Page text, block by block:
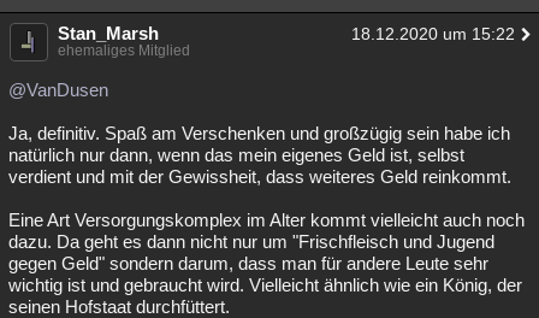
Stan_Marsh 18.12.2020 um 15:22
ehemaliges Mitglied
@VanDusen
Ja, definitiv. Spaß am Verschenken und großzügig sein habe ich
natürlich nur dann, wenn das mein eigenes Geld ist, selbst
verdient und mit der Gewissheit, dass weiteres Geld reinkommt.
Eine Art Versorgungskomplex im Alter kommt vielleicht auch noch
dazu. Da geht es dann nicht nur um "Frischfleisch und Jugend
gegen Geld" sondern darum, dass man für andere Leute sehr
wichtig ist und gebraucht wird. Vielleicht ähnlich wie ein König, der
seinen Hofstaat durchfüttert.